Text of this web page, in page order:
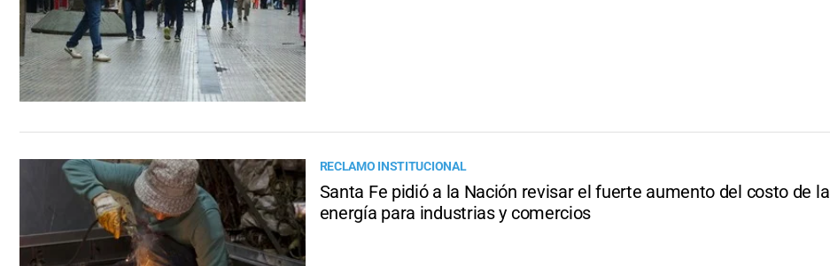
RECLAMO INSTITUCIONAL
Santa Fe pidió a la Nación revisar el fuerte aumento del costo de la
energía para industrias y comercios